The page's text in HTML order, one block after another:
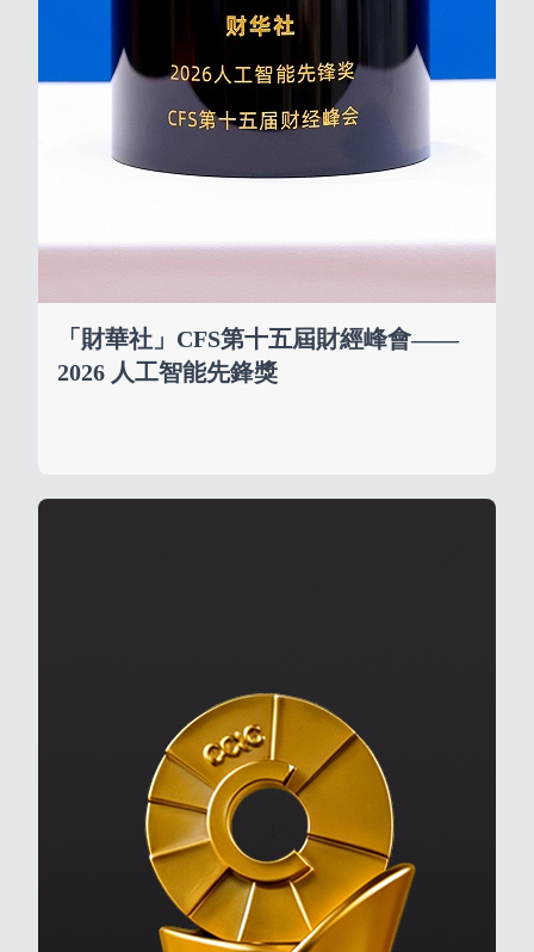
「財華社」CFS第十五屆財經峰會——
2026 人工智能先鋒獎